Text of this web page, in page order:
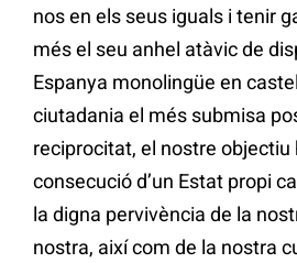
nos en els seus iguals i tenir
més el seu anhel atàvic de
Espanya monolingüe en
ciutadania el més submisa
reciprocitat, el nostre objectiu
consecució d’un Estat propi
la digna pervivència de la
nostra, així com de la nostra